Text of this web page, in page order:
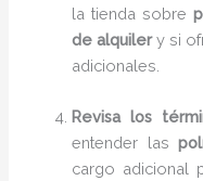
la tienda sobre
de alquilery si
adicionales.
Revisa los
entender las
cargo adicional